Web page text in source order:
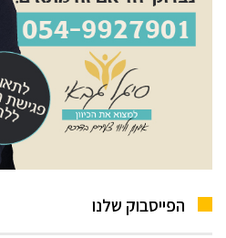
הפייסבוק שלנו